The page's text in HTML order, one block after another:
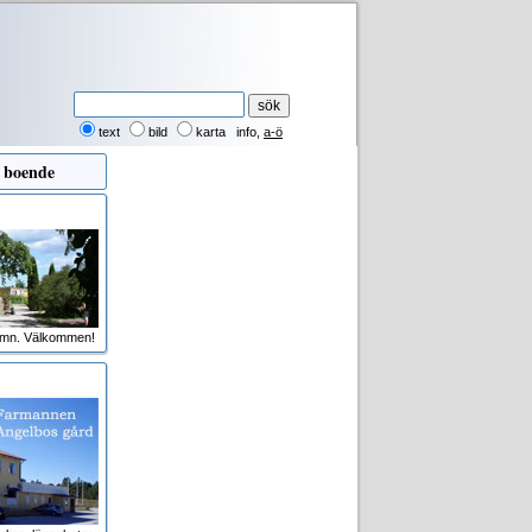
text bild karta info a-ö
Välkommen!